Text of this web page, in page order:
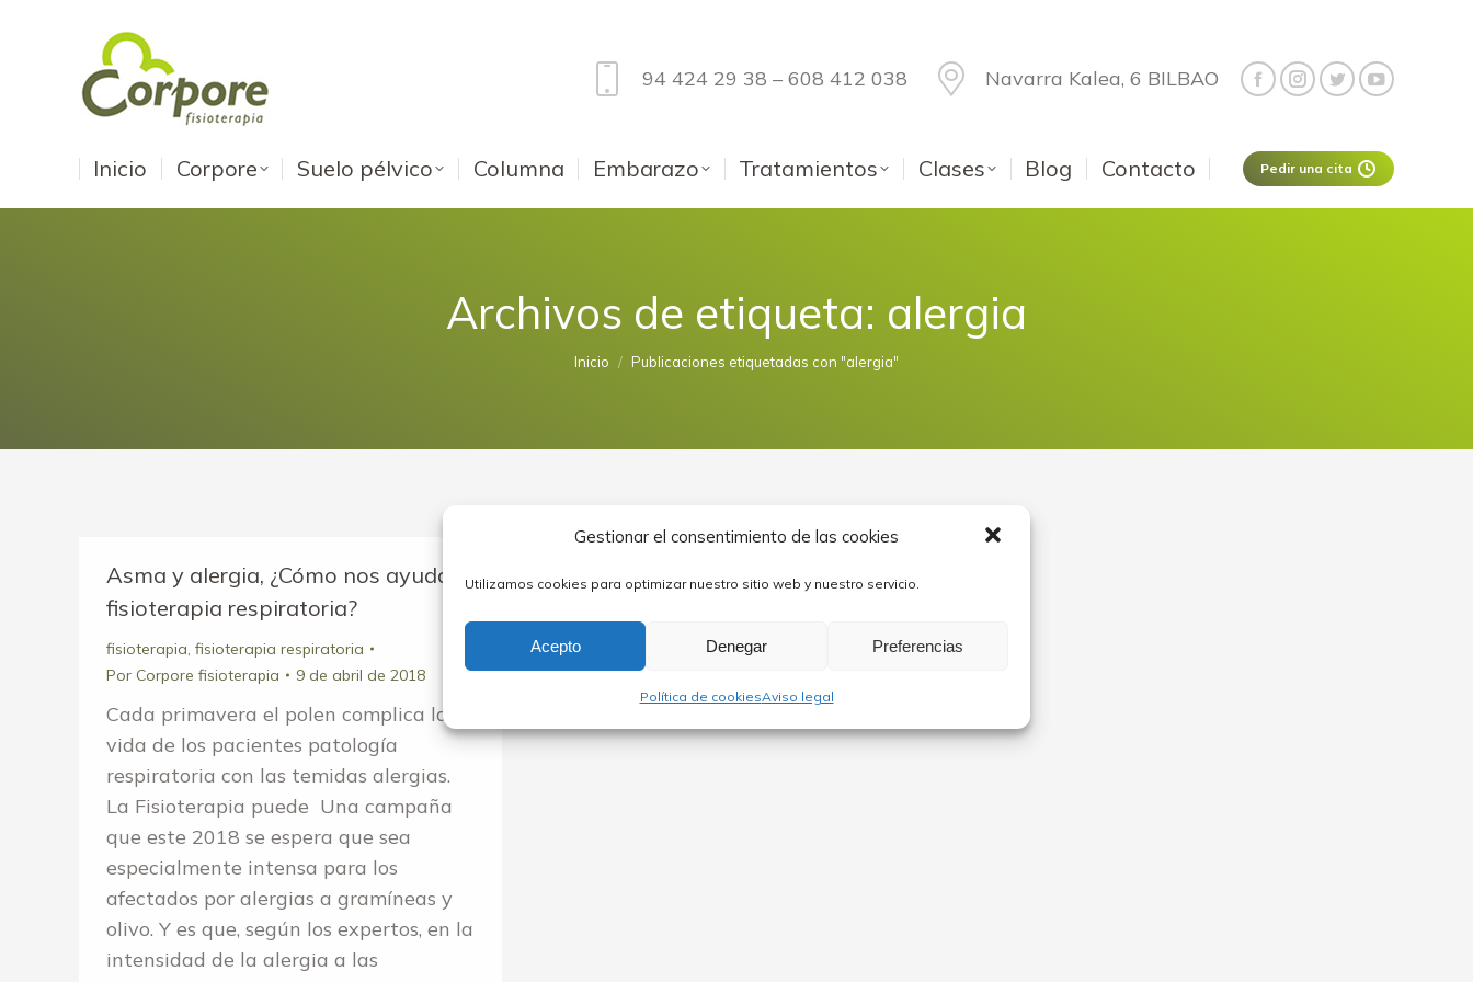
Gestionar el consentimiento de las cookies
Utilizamos cookies para optimizar nuestro sitio web y nuestro servicio.
Acepto Denegar Preferencias
Política de cookiesAviso legal
94 424 29 38 – 608 412 038 Navarra Kalea, 6 BILBAO
Inicio Corpore Suelo pélvico Columna Embarazo Tratamientos Clases Blog Contacto Pedir una cita
Archivos de etiqueta: alergia
Estás aquí:
Inicio Publicaciones etiquetadas con "alergia"
Asma y alergia, ¿Cómo nos ayuda la
fisioterapia respiratoria?
fisioterapia, fisioterapia respiratoria
Por Corpore fisioterapia 9 de abril de 2018
Cada primavera el polen complica la
vida de los pacientes patología
respiratoria con las temidas alergias.
La Fisioterapia puede Una campaña
que este 2018 se espera que sea
especialmente intensa para los
afectados por alergias a gramíneas y
olivo. Y es que, según los expertos, en la
intensidad de la alergia a las